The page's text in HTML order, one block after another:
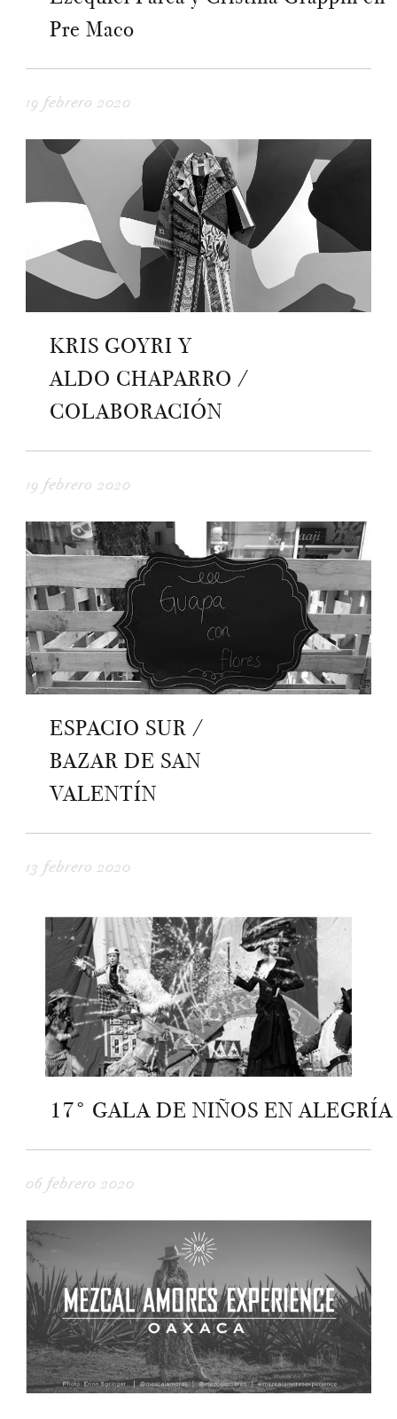
Pre Maco
19 febrero 2020
KRIS GOYRI Y
ALDO CHAPARRO /
COLABORACIÓN
19 febrero 2020
ESPACIO SUR /
BAZAR DE SAN
VALENTÍN
13 febrero 2020
17° GALA DE NIÑOS EN ALEGRÍA
06 febrero 2020